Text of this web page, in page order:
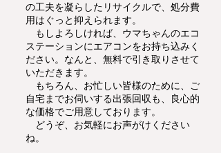
の工夫を凝らしたリサイクルで、処分費
用はぐっと抑えられます。
もしよろしければ、ウマちゃんのエコ
ステーションにエアコンをお持ち込みく
ださい。なんと、無料で引き取りさせて
いただきます。
もちろん、お忙しい皆様のために、ご
自宅までお伺いする出張回収も、良心的
な価格でご用意しております。
どうぞ、お気軽にお声がけください
ね。